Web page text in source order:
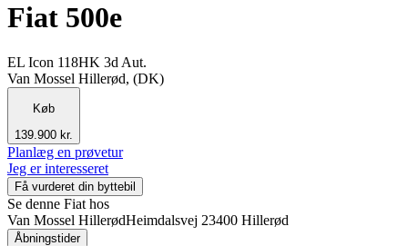
Fiat 500e
EL Icon 118HK 3d Aut.
Van Mossel Hillerød, (DK)
Køb
139.900 kr.
Planlæg en prøvetur
Jeg er interesseret
Få vurderet din byttebil
Se denne Fiat hos
Van Mossel HillerødHeimdalsvej 23400 Hillerød
Åbningstider